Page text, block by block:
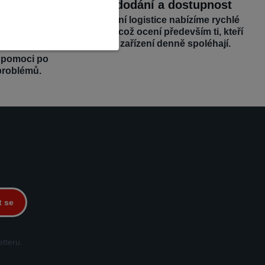
po
Rychlé dodání a dostupnost
Díky efektivní logistice nabízíme rychlé
dodání dílů, což ocení především ti, kteří
se na svá zařízení denně spoléhají.
se